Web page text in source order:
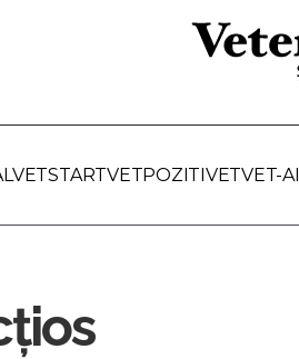
STARTVETPOZITIVETVET-AI